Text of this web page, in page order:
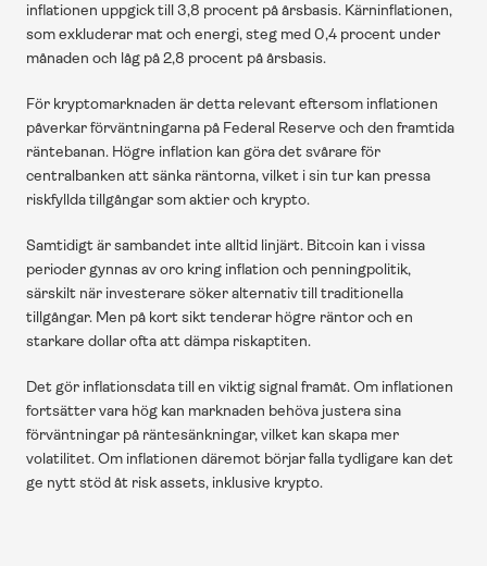
inflationen uppgick till 3,8 procent på årsbasis. Kärninflationen,
som exkluderar mat och energi, steg med 0,4 procent under
månaden och låg på 2,8 procent på årsbasis.
För kryptomarknaden är detta relevant eftersom inflationen
påverkar förväntningarna på Federal Reserve och den framtida
räntebanan. Högre inflation kan göra det svårare för
centralbanken att sänka räntorna, vilket i sin tur kan pressa
riskfyllda tillgångar som aktier och krypto.
Samtidigt är sambandet inte alltid linjärt. Bitcoin kan i vissa
perioder gynnas av oro kring inflation och penningpolitik,
särskilt när investerare söker alternativ till traditionella
tillgångar. Men på kort sikt tenderar högre räntor och en
starkare dollar ofta att dämpa riskaptiten.
Det gör inflationsdata till en viktig signal framåt. Om inflationen
fortsätter vara hög kan marknaden behöva justera sina
förväntningar på räntesänkningar, vilket kan skapa mer
volatilitet. Om inflationen däremot börjar falla tydligare kan det
ge nytt stöd åt risk assets, inklusive krypto.